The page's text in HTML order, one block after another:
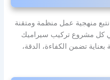
منهجية عمل منظمة ومتقنة
كل مشروع تركيب سيراميك
تضمن الكفاءة، الدقة،